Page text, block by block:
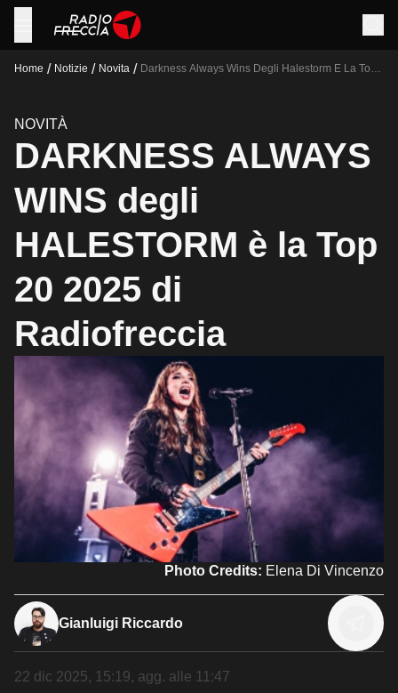
Home / Notizie / Novita / Darkness Always Wins Degli Halestorm E La Top
NOVITÀ
DARKNESS ALWAYS
WINS degli
HALESTORM è la Top
20 2025 di
Radiofreccia
Photo Credits: Elena Di Vincenzo
Gianluigi Riccardo
22 dic 2025, 15:19, agg. alle 11:47